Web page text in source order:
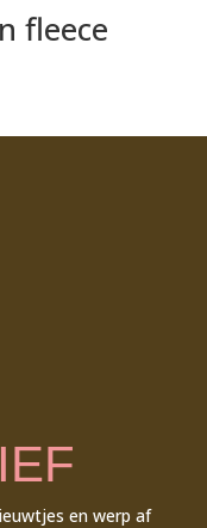
fleece
en werp af